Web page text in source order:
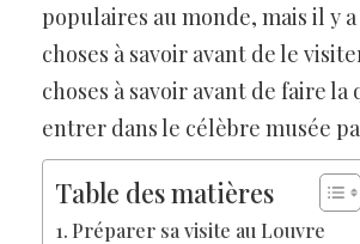
populaires au monde, mais il y
choses à savoir avant de le
choses à savoir avant de faire la
entrer dans le célèbre musée
Table des matières
Préparer sa visite au Louvre